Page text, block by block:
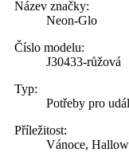
Název značky:
Neon-Glo
Číslo modelu:
J30433-růžová
Typ:
Potřeby pro
Příležitost:
Vánoce,